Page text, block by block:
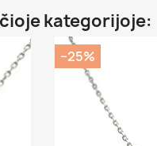
kategorijoje:
−25%